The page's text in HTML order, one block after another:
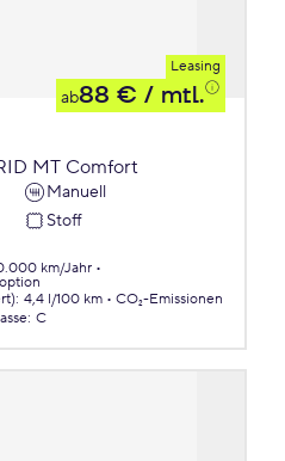
Leasing
ab88 € / mtl.
MT Comfort
Manuell
Stoff
km/Jahr
: 4,4 l/100 km
CO₂-Emissionen
: C